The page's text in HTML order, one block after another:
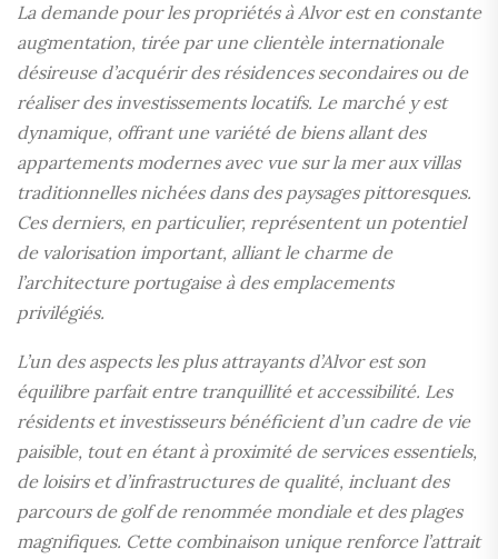
La demande pour les propriétés à Alvor est en constante
augmentation, tirée par une clientèle internationale
désireuse d’acquérir des résidences secondaires ou de
réaliser des investissements locatifs. Le marché y est
dynamique, offrant une variété de biens allant des
appartements modernes avec vue sur la mer aux villas
traditionnelles nichées dans des paysages pittoresques.
Ces derniers, en particulier, représentent un potentiel
de valorisation important, alliant le charme de
l’architecture portugaise à des emplacements
privilégiés.
L’un des aspects les plus attrayants d’Alvor est son
équilibre parfait entre tranquillité et accessibilité. Les
résidents et investisseurs bénéficient d’un cadre de vie
paisible, tout en étant à proximité de services essentiels,
de loisirs et d’infrastructures de qualité, incluant des
parcours de golf de renommée mondiale et des plages
magnifiques. Cette combinaison unique renforce l’attrait